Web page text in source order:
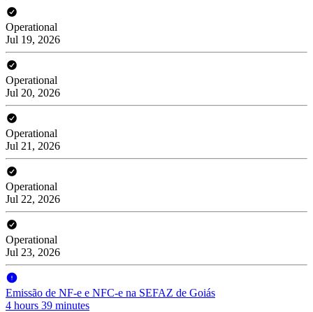
Operational
Jul 19, 2026
Operational
Jul 20, 2026
Operational
Jul 21, 2026
Operational
Jul 22, 2026
Operational
Jul 23, 2026
Emissão de NF-e e NFC-e na SEFAZ de Goiás
4 hours 39 minutes